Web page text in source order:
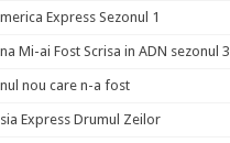
Express Sezonul 1
Mi-ai Fost Scrisa in ADN sezonul 3
nou care n-a fost
Express Drumul Zeilor